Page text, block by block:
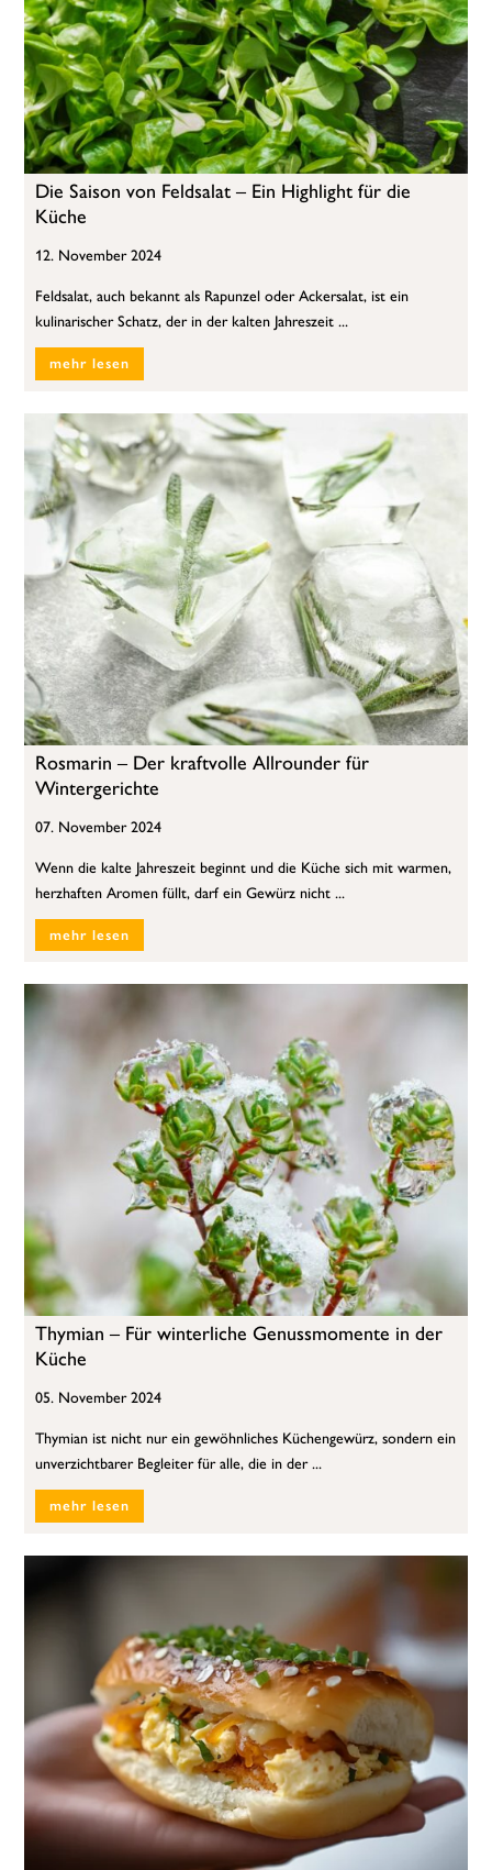
Die Saison von Feldsalat – Ein Highlight für die
Küche
12. November 2024
Feldsalat, auch bekannt als Rapunzel oder Ackersalat, ist ein
kulinarischer Schatz, der in der kalten Jahreszeit ...
mehr lesen
Rosmarin – Der kraftvolle Allrounder für
Wintergerichte
07. November 2024
Wenn die kalte Jahreszeit beginnt und die Küche sich mit warmen,
herzhaften Aromen füllt, darf ein Gewürz nicht ...
mehr lesen
Thymian – Für winterliche Genussmomente in der
Küche
05. November 2024
Thymian ist nicht nur ein gewöhnliches Küchengewürz, sondern ein
unverzichtbarer Begleiter für alle, die in der ...
mehr lesen